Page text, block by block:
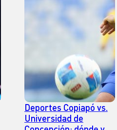
Deportes Copiapó vs.
Universidad de